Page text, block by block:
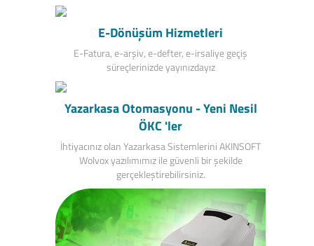
E-Dönüşüm Hizmetleri
E-Fatura, e-arşiv, e-defter, e-irsaliye geçiş
süreçlerinizde yayınızdayız
Yazarkasa Otomasyonu - Yeni Nesil
ÖKC 'ler
İhtiyacınız olan Yazarkasa Sistemlerini AKINSOFT
Wolvox yazılımımız ile güvenli bir şekilde
gerçekleştirebilirsiniz.